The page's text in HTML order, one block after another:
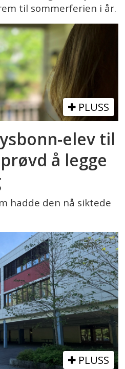
til sommerferien i år.
PLUSS
elev til
å legge
hadde den nå siktede
PLUSS